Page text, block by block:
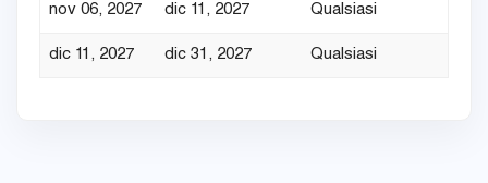
nov 06, 2027 dic 11, 2027 Qualsiasi
dic 11, 2027 dic 31, 2027 Qualsiasi